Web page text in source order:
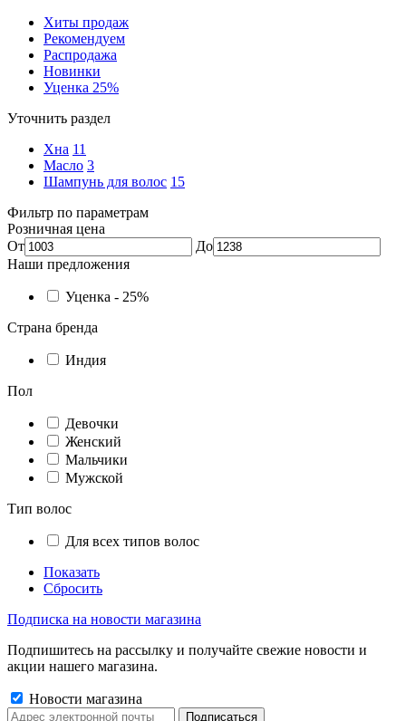
Хиты продаж
Рекомендуем
Распродажа
Новинки
Уценка 25%
Уточнить раздел
Хна 11
Масло 3
Шампунь для волос 15
Фильтр по параметрам
Розничная цена
От
До
Наши предложения
Уценка - 25%
Страна бренда
Индия
Пол
Девочки
Женский
Мальчики
Мужской
Тип волос
Для всех типов волос
Показать
Сбросить
Подписка на новости магазина
Подпишитесь на рассылку и получайте свежие новости и
акции нашего магазина.
Новости магазина